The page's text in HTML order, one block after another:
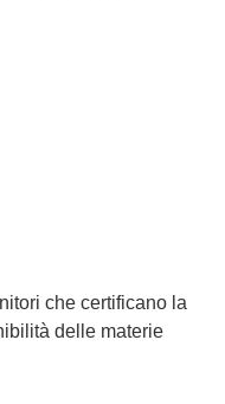
che certificano la
delle materie